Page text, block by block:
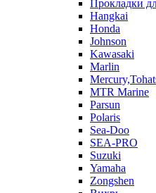
Прокладки
Hangkai
Honda
Johnson
Kawasaki
Marlin
MTR Marine
Parsun
Polaris
Sea-Doo
SEA-PRO
Suzuki
Yamaha
Zongshen